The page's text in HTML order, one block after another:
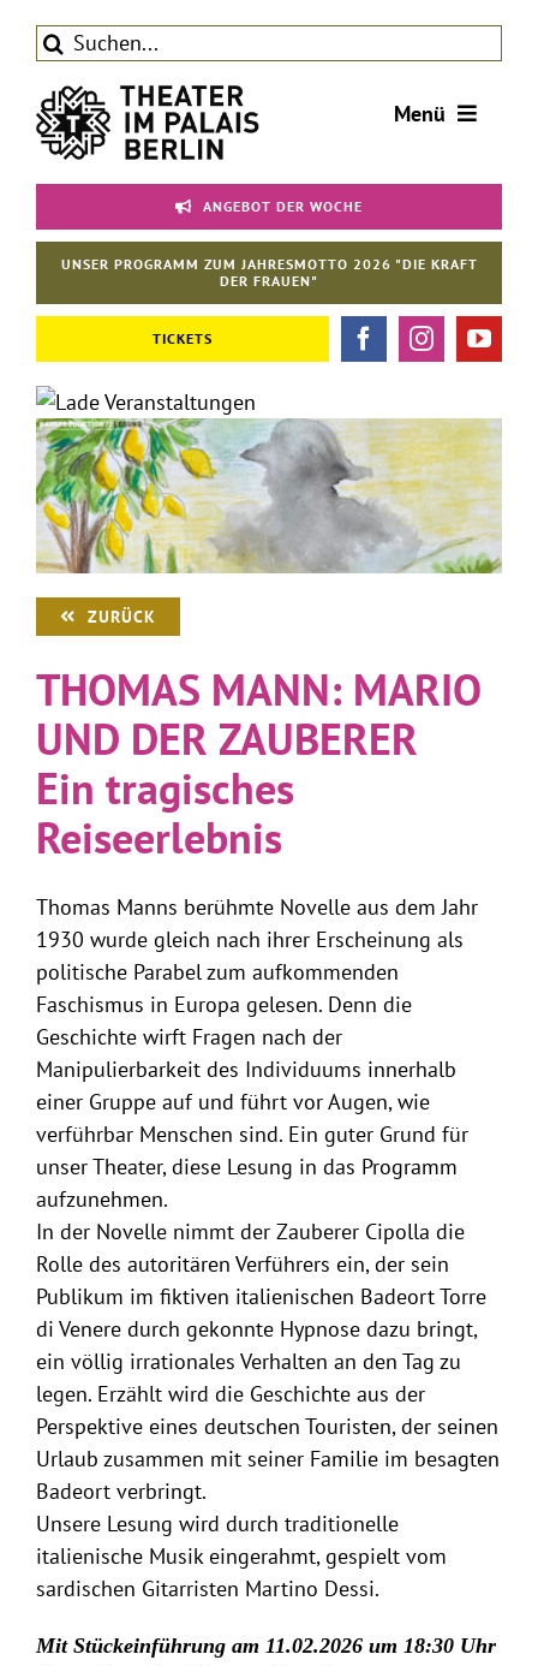
Inhalt
springen
Suche
Menü
Tickets
Aktuelles
Förderverein
Kontakt | Service
ANGEBOT DER WOCHE
UNSER PROGRAMM ZUM JAHRESMOTTO 2026 "DIE KRAFT
DER FRAUEN"
TICKETS
ZURÜCK
THOMAS MANN: MARIO
UND DER ZAUBERER
Ein tragisches
Reiseerlebnis
Thomas Manns berühmte Novelle aus dem Jahr
1930 wurde gleich nach ihrer Erscheinung als
politische Parabel zum aufkommenden
Faschismus in Europa gelesen. Denn die
Geschichte wirft Fragen nach der
Manipulierbarkeit des Individuums innerhalb
einer Gruppe auf und führt vor Augen, wie
verführbar Menschen sind. Ein guter Grund für
unser Theater, diese Lesung in das Programm
aufzunehmen.
In der Novelle nimmt der Zauberer Cipolla die
Rolle des autoritären Verführers ein, der sein
Publikum im fiktiven italienischen Badeort Torre
di Venere durch gekonnte Hypnose dazu bringt,
ein völlig irrationales Verhalten an den Tag zu
legen. Erzählt wird die Geschichte aus der
Perspektive eines deutschen Touristen, der seinen
Urlaub zusammen mit seiner Familie im besagten
Badeort verbringt.
Unsere Lesung wird durch traditionelle
italienische Musik eingerahmt, gespielt vom
sardischen Gitarristen Martino Dessi.
Mit Stückeinführung am 11.02.2026 um 18:30 Uhr